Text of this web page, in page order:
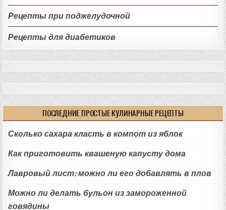
Рецепты при поджелудочной
Рецепты для диабетиков
ПОСЛЕДНИЕ ПРОСТЫЕ КУЛИНАРНЫЕ РЕЦЕПТЫ
Сколько сахара класть в компот из яблок
Как приготовить квашеную капусту дома
Лавровый лист: можно ли его добавлять в плов
Можно ли делать бульон из замороженной
говядины